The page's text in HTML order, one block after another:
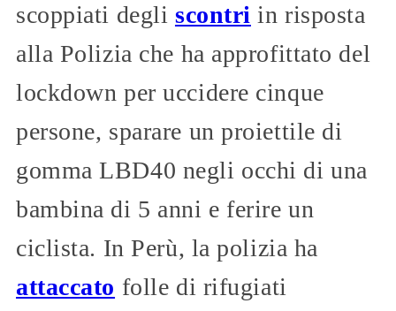
scoppiati degli scontri in risposta
alla Polizia che ha approfittato del
lockdown per uccidere cinque
persone, sparare un proiettile di
gomma LBD40 negli occhi di una
bambina di 5 anni e ferire un
ciclista. In Perù, la polizia ha
attaccato folle di rifugiati